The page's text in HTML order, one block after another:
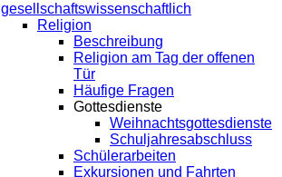
gesellschaftswissenschaftlich
Religion
Beschreibung
Religion am Tag der offenen
Tür
Häufige Fragen
Gottesdienste
Weihnachtsgottesdienste
Schuljahresabschluss
Schülerarbeiten
Exkursionen und Fahrten